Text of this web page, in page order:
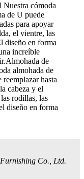
Nuestra cómoda
de U puede
para apoyar
el vientre, las
diseño en forma
increíble
de
almohada de
hasta
cabeza y el
rodillas, las
diseño en forma
Co., Ltd.